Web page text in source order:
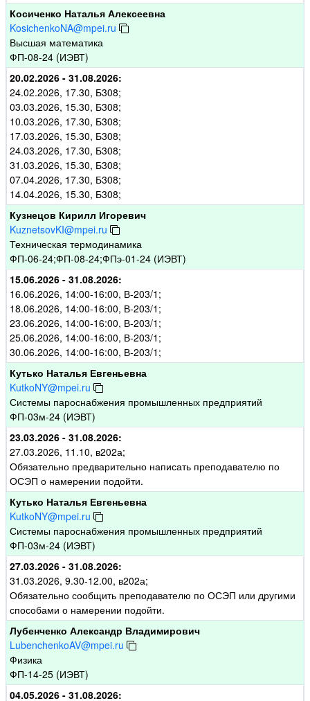
Косиченко Наталья Алексеевна
KosichenkoNA@mpei.ru
Высшая математика
ФП-08-24 (ИЭВТ)
20.02.2026 - 31.08.2026:
24.02.2026, 17.30, Б308;
03.03.2026, 15.30, Б308;
10.03.2026, 17.30, Б308;
17.03.2026, 15.30, Б308;
24.03.2026, 17.30, Б308;
31.03.2026, 15.30, Б308;
07.04.2026, 17.30, Б308;
14.04.2026, 15.30, Б308;
Кузнецов Кирилл Игоревич
KuznetsovKI@mpei.ru
Техническая термодинамика
ФП-06-24;ФП-08-24;ФПэ-01-24 (ИЭВТ)
15.06.2026 - 31.08.2026:
16.06.2026, 14:00-16:00, В-203/1;
18.06.2026, 14:00-16:00, В-203/1;
23.06.2026, 14:00-16:00, В-203/1;
25.06.2026, 14:00-16:00, В-203/1;
30.06.2026, 14:00-16:00, В-203/1;
Кутько Наталья Евгеньевна
KutkoNY@mpei.ru
Системы пароснабжения промышленных предприятий
ФП-03м-24 (ИЭВТ)
23.03.2026 - 31.08.2026:
27.03.2026, 11.10, в202а;
Обязательно предварительно написать преподавателю по
ОСЭП о намерении подойти.
Кутько Наталья Евгеньевна
KutkoNY@mpei.ru
Системы пароснабжения промышленных предприятий
ФП-03м-24 (ИЭВТ)
27.03.2026 - 31.08.2026:
31.03.2026, 9.30-12.00, в202а;
Обязательно сообщить преподавателю по ОСЭП или другими
способами о намерении подойти.
Лубенченко Александр Владимирович
LubenchenkoAV@mpei.ru
Физика
ФП-14-25 (ИЭВТ)
04.05.2026 - 31.08.2026: